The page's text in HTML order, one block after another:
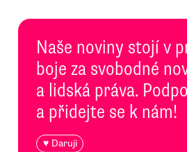
Naše noviny stojí v
boje za svobodné
a lidská práva.
a přidejte se k nám!
♥ Daruji